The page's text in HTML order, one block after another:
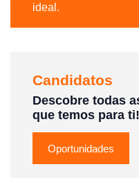
ideal.
Candidatos
Descobre todas
que temos para ti!
Oportunidades